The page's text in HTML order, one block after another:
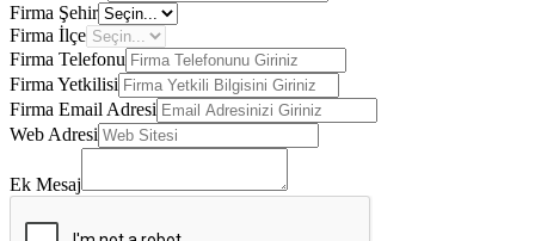
Firma Şehir
Firma İlçe
Firma Telefonu
Firma Yetkilisi
Firma Email Adresi
Web Adresi
Ek Mesaj